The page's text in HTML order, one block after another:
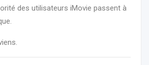
des utilisateurs iMovie passent à